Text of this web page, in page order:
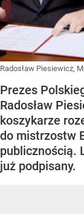
Radosław Piesiewicz,
Prezes
Radosław
koszykarze
do mistrzostw
publicznością.
już podpisany.